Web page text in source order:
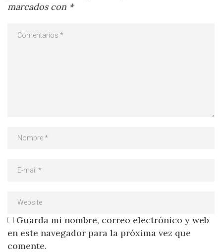
marcados con *
Guarda mi nombre, correo electrónico y web
en este navegador para la próxima vez que
comente.